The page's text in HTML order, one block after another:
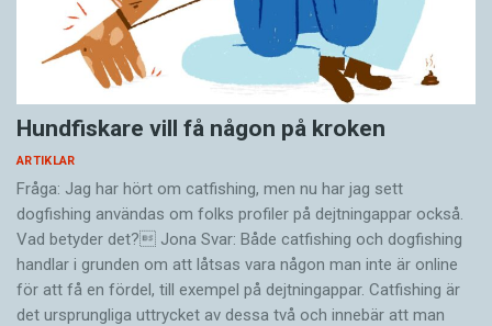
Hundfiskare vill få någon på kroken
ARTIKLAR
Fråga: Jag har hört om catfishing, men nu har jag sett
dogfishing användas om folks profiler på dejtningappar också.
Vad betyder det? Jona Svar: Både catfishing och dogfishing
handlar i grunden om att låtsas vara någon man inte är online
för att få en fördel, till exempel på dejtningappar. Catfishing är
det ursprungliga uttrycket av dessa två och innebär att man